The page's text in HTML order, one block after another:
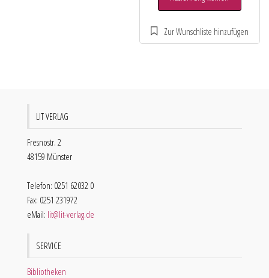
LIT VERLAG
Fresnostr. 2
48159 Münster
Telefon: 0251 62032 0
Fax: 0251 231972
eMail: lit@lit-verlag.de
SERVICE
Bibliotheken